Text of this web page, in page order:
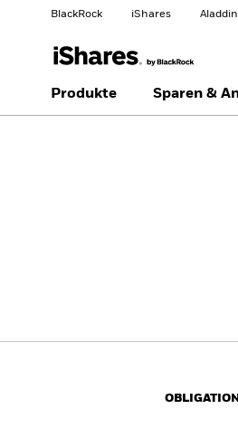
BlackRock iShares Aladdin
Anlegertyp
Land ändern
United Kingdom
Produkte Sparen &